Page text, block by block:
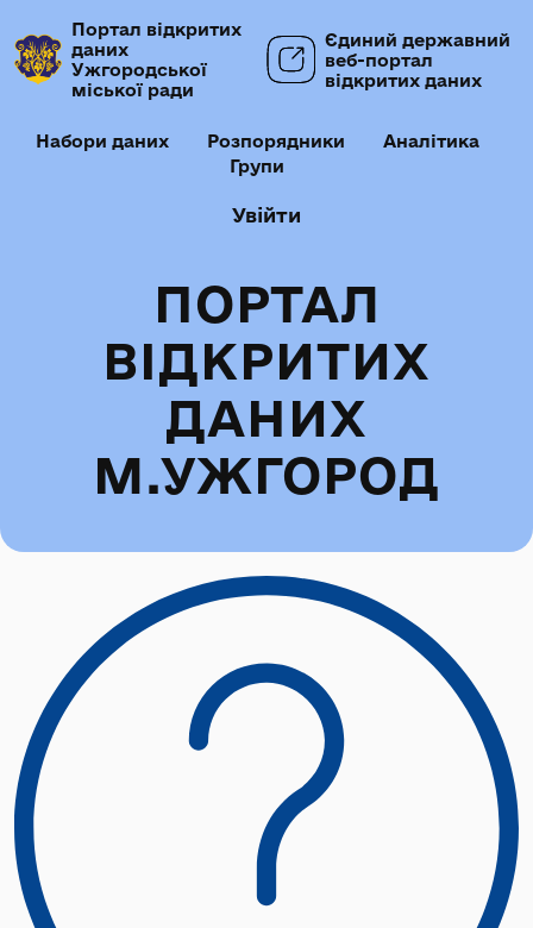
Портал відкритих
даних
Ужгородської
міської ради
Єдиний державний
веб-портал
відкритих даних
Набори даних Розпорядники
Аналітика
Групи
Увійти
ПОРТАЛ
ВІДКРИТИХ
ДАНИХ
М.УЖГОРОД